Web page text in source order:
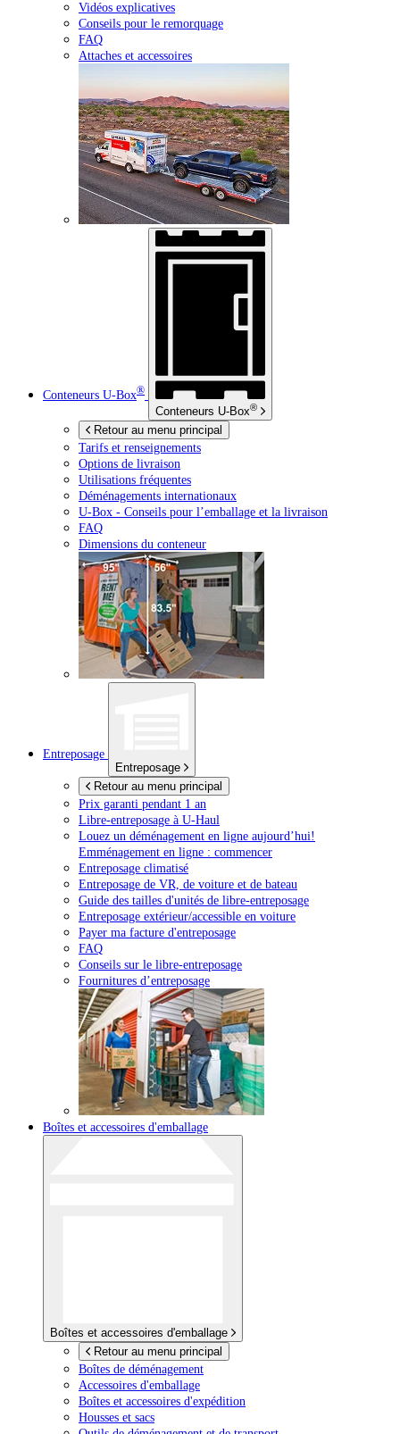
Vidéos explicatives
Conseils pour le remorquage
FAQ
Attaches et accessoires
Conteneurs U-Box®
Conteneurs U-Box®
Retour au menu principal
Tarifs et renseignements
Options de livraison
Utilisations fréquentes
Déménagements internationaux
U-Box - Conseils pour l’emballage et la livraison
FAQ
Dimensions du conteneur
Entreposage
Entreposage
Retour au menu principal
Prix garanti pendant 1 an
Libre-entreposage à U-Haul
Louez un déménagement en ligne aujourd’hui!
Emménagement en ligne : commencer
Entreposage climatisé
Entreposage de VR, de voiture et de bateau
Guide des tailles d'unités de libre-entreposage
Entreposage extérieur/accessible en voiture
Payer ma facture d'entreposage
FAQ
Conseils sur le libre-entreposage
Fournitures d’entreposage
Boîtes et accessoires d'emballage
Boîtes et accessoires d'emballage
Retour au menu principal
Boîtes de déménagement
Accessoires d'emballage
Boîtes et accessoires d'expédition
Housses et sacs